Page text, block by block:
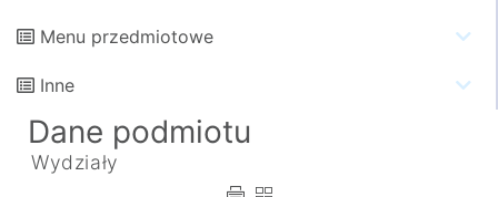
Menu przedmiotowe
Inne
Dane podmiotu
Wydziały